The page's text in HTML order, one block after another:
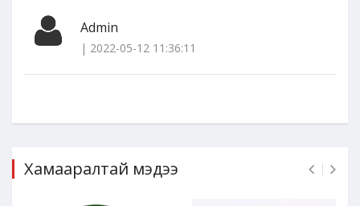
Admin
| 2022-05-12 11:36:11
Хамааралтай мэдээ